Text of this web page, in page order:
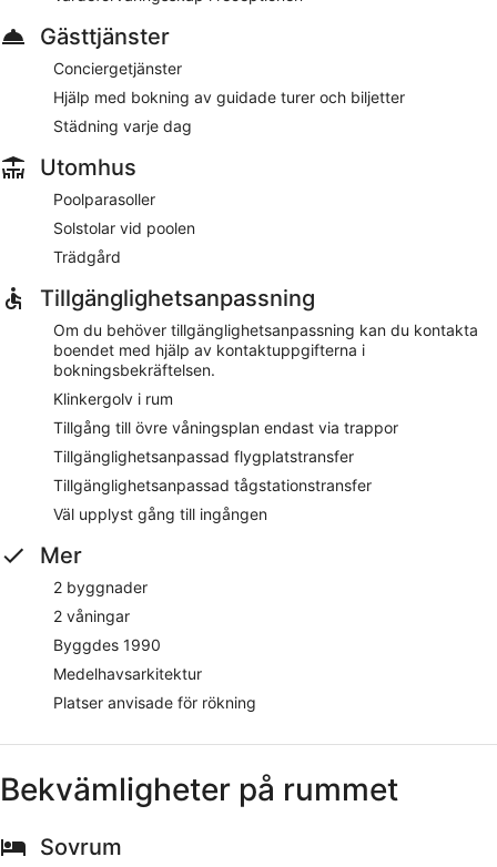
Gästtjänster
Conciergetjänster
Hjälp med bokning av guidade turer och biljetter
Städning varje dag
Utomhus
Poolparasoller
Solstolar vid poolen
Trädgård
Tillgänglighetsanpassning
Om du behöver tillgänglighetsanpassning kan du kontakta
boendet med hjälp av kontaktuppgifterna i
bokningsbekräftelsen.
Klinkergolv i rum
Tillgång till övre våningsplan endast via trappor
Tillgänglighetsanpassad flygplatstransfer
Tillgänglighetsanpassad tågstationstransfer
Väl upplyst gång till ingången
Mer
2 byggnader
2 våningar
Byggdes 1990
Medelhavsarkitektur
Platser anvisade för rökning
Bekvämligheter på rummet
Sovrum